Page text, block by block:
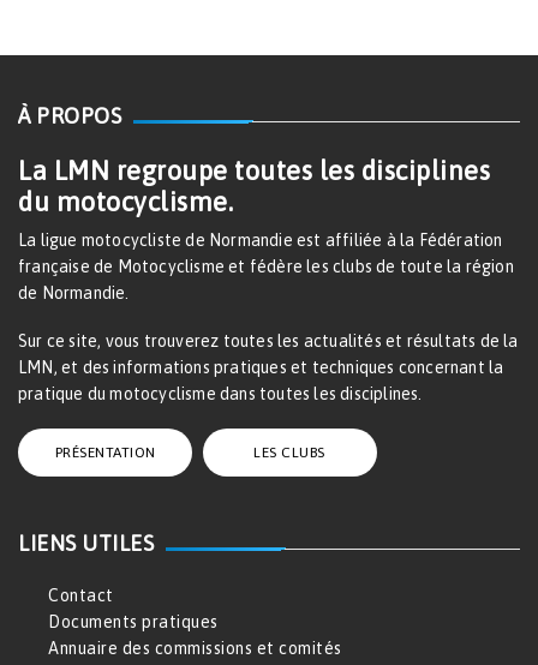
À PROPOS
La LMN regroupe toutes les disciplines
du motocyclisme.
La ligue motocycliste de Normandie est affiliée à la Fédération
française de Motocyclisme et fédère les clubs de toute la région
de Normandie.
Sur ce site, vous trouverez toutes les actualités et résultats de la
LMN, et des informations pratiques et techniques concernant la
pratique du motocyclisme dans toutes les disciplines.
PRÉSENTATION LES CLUBS
LIENS UTILES
Contact
Documents pratiques
Annuaire des commissions et comités